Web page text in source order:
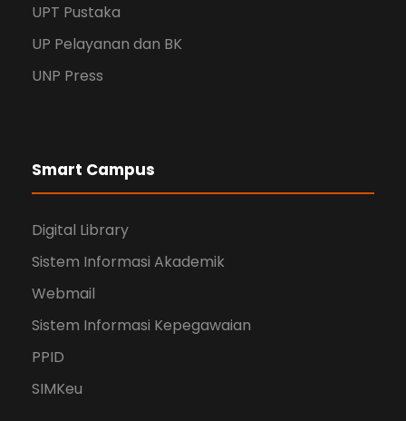
UPT Pustaka
UP Pelayanan dan BK
UNP Press
Smart Campus
Digital Library
Sistem Informasi Akademik
Webmail
Sistem Informasi Kepegawaian
PPID
SIMKeu